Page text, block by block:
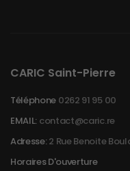
CARIC Saint-Pierre
Téléphone 0262 91 95 00
EMAIL: contact@caric.re
Adresse:2 Rue Benoite
Horaires D'ouverture